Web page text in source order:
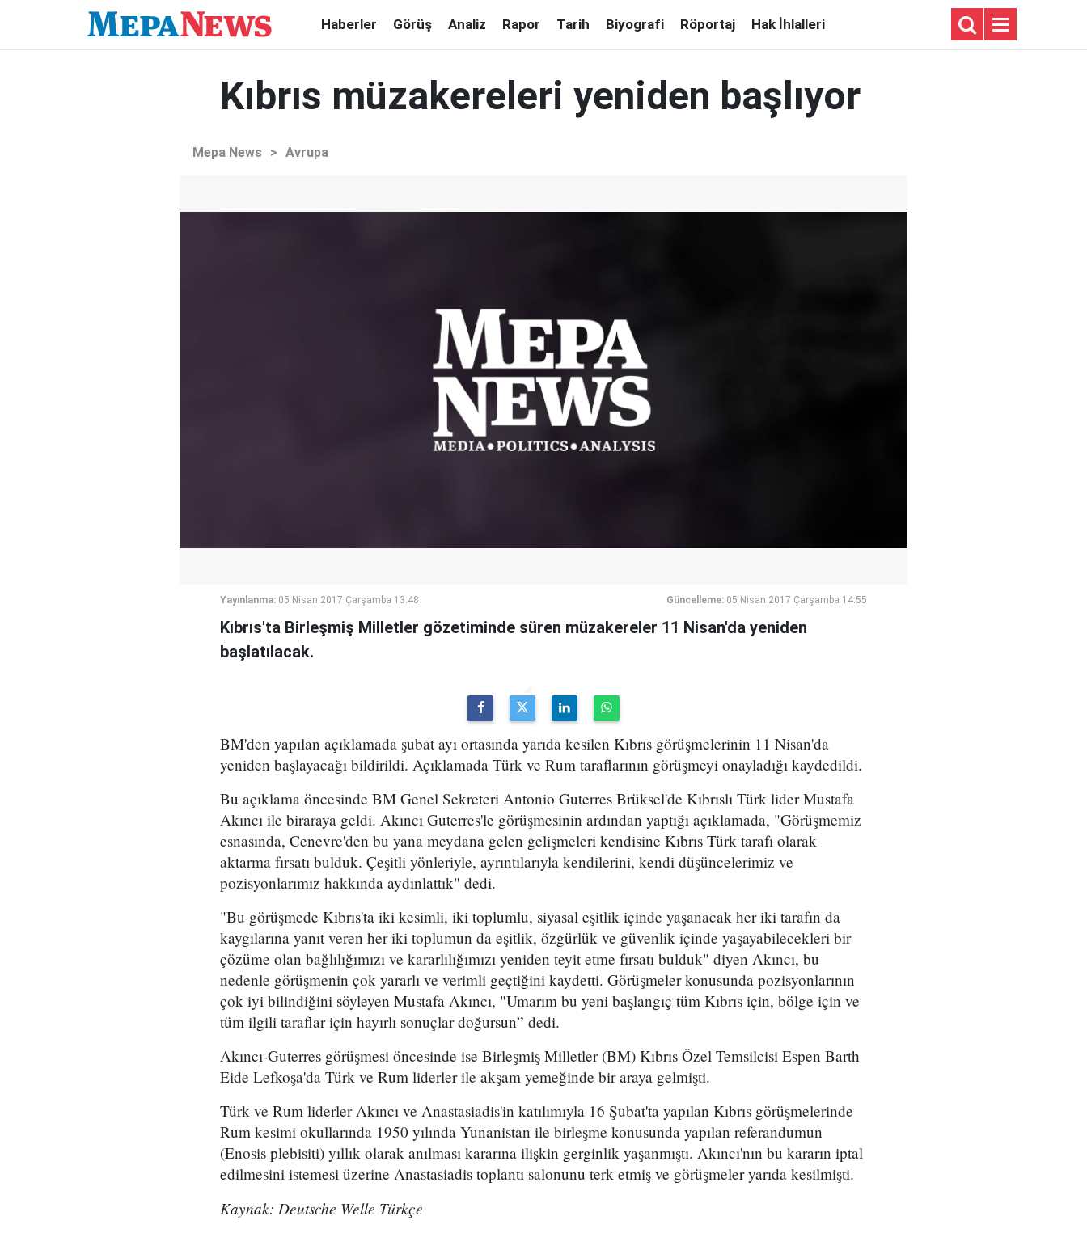
Haberler Görüş Analiz Rapor Tarih Biyografi Röportaj Hak İhlalleri
Kıbrıs müzakereleri yeniden başlıyor
Mepa News > Avrupa
Yayınlanma: 05 Nisan 2017 Çarşamba 13:48 Güncelleme: 05 Nisan 2017 Çarşamba 14:55
Kıbrıs'ta Birleşmiş Milletler gözetiminde süren müzakereler 11 Nisan'da yeniden
başlatılacak.
BM'den yapılan açıklamada şubat ayı ortasında yarıda kesilen Kıbrıs görüşmelerinin 11 Nisan'da
yeniden başlayacağı bildirildi. Açıklamada Türk ve Rum taraflarının görüşmeyi onayladığı kaydedildi.
Bu açıklama öncesinde BM Genel Sekreteri Antonio Guterres Brüksel'de Kıbrıslı Türk lider Mustafa
Akıncı ile biraraya geldi. Akıncı Guterres'le görüşmesinin ardından yaptığı açıklamada, "Görüşmemiz
esnasında, Cenevre'den bu yana meydana gelen gelişmeleri kendisine Kıbrıs Türk tarafı olarak
aktarma fırsatı bulduk. Çeşitli yönleriyle, ayrıntılarıyla kendilerini, kendi düşüncelerimiz ve
pozisyonlarımız hakkında aydınlattık" dedi.
"Bu görüşmede Kıbrıs'ta iki kesimli, iki toplumlu, siyasal eşitlik içinde yaşanacak her iki tarafın da
kaygılarına yanıt veren her iki toplumun da eşitlik, özgürlük ve güvenlik içinde yaşayabilecekleri bir
çözüme olan bağlılığımızı ve kararlılığımızı yeniden teyit etme fırsatı bulduk" diyen Akıncı, bu
nedenle görüşmenin çok yararlı ve verimli geçtiğini kaydetti. Görüşmeler konusunda pozisyonlarının
çok iyi bilindiğini söyleyen Mustafa Akıncı, "Umarım bu yeni başlangıç tüm Kıbrıs için, bölge için ve
tüm ilgili taraflar için hayırlı sonuçlar doğursun” dedi.
Akıncı-Guterres görüşmesi öncesinde ise Birleşmiş Milletler (BM) Kıbrıs Özel Temsilcisi Espen Barth
Eide Lefkoşa'da Türk ve Rum liderler ile akşam yemeğinde bir araya gelmişti.
Türk ve Rum liderler Akıncı ve Anastasiadis'in katılımıyla 16 Şubat'ta yapılan Kıbrıs görüşmelerinde
Rum kesimi okullarında 1950 yılında Yunanistan ile birleşme konusunda yapılan referandumun
(Enosis plebisiti) yıllık olarak anılması kararına ilişkin gerginlik yaşanmıştı. Akıncı'nın bu kararın iptal
edilmesini istemesi üzerine Anastasiadis toplantı salonunu terk etmiş ve görüşmeler yarıda kesilmişti.
Kaynak: Deutsche Welle Türkçe